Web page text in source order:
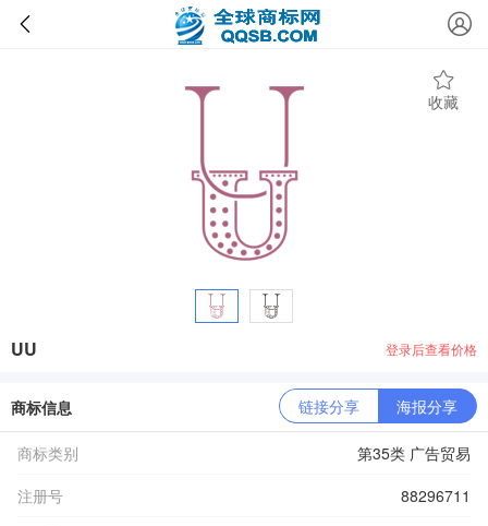
收藏
UU 登录后查看价格
商标信息 链接分享 海报分享
商标类别
第35类 广告贸易
注册号
88296711